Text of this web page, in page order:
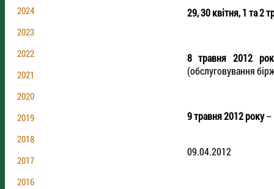
2024
2023
2022
2021
2020
2019
2018
2017
2016
29, 30 квітня, 1 та 2
8 травня 2012
(обслуговування
9 травня 2012 року–
09.04.2012